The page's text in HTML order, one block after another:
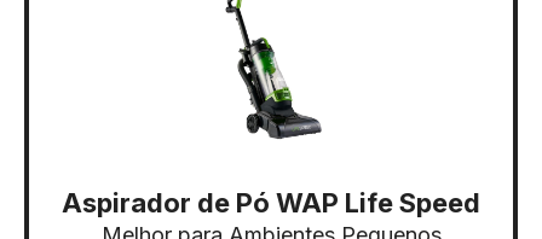
Aspirador de Pó WAP Life Speed